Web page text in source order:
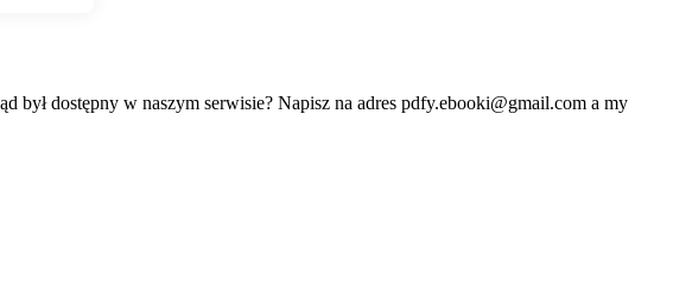
był dostępny w naszym serwisie? Napisz na adres pdfy.ebooki@gmail.com a my